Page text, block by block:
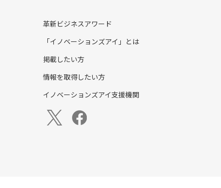
革新ビジネスアワード
「イノベーションズアイ」とは
掲載したい方
情報を取得したい方
イノベーションズアイ支援機関